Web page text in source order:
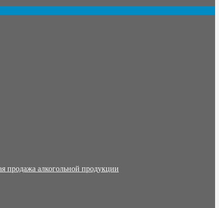
продажа алкогольной продукции